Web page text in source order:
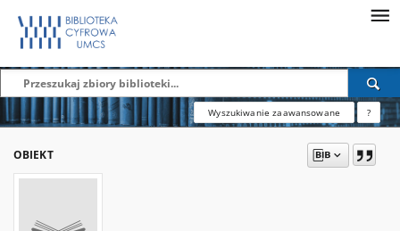
Wyszukiwanie zaawansowane ?
OBIEKT